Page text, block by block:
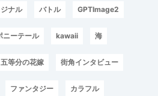
ナル バトル GPTImage2
ニーテール kawaii 海
五等分の花嫁 街角インタビュー
ファンタジー カラフル